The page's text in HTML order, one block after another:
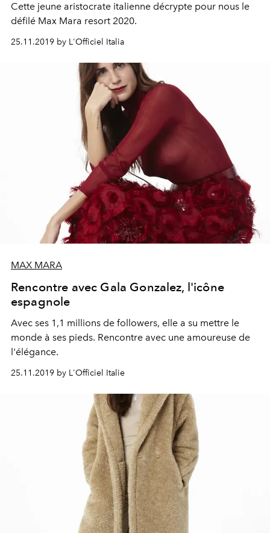
Cette jeune aristocrate italienne décrypte pour nous le
défilé Max Mara resort 2020.
25.11.2019 by L'Officiel Italia
MAX MARA
Rencontre avec Gala Gonzalez, l'icône
espagnole
Avec ses 1,1 millions de followers, elle a su mettre le
monde à ses pieds. Rencontre avec une amoureuse de
l'élégance.
25.11.2019 by L'Officiel Italie